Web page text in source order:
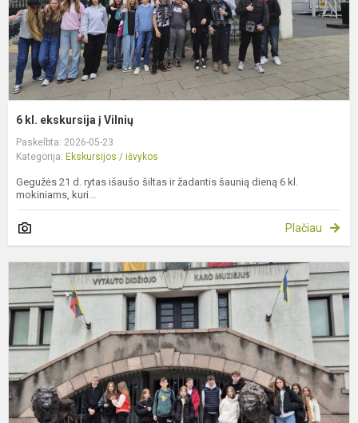
6 kl. ekskursija į Vilnių
Paskelbta: 2026-05-23
Kategorija: Ekskursijos / išvykos
Gegužės 21 d. rytas išaušo šiltas ir žadantis šaunią dieną 6 kl.
mokiniams, kuri...
Plačiau